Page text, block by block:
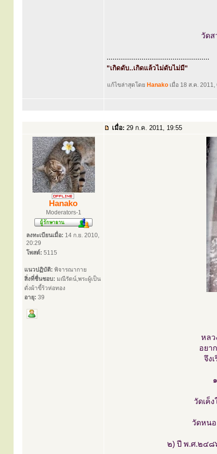
วัด
.....................................................
"เกิดดับ..เกิดแล้วไม่ดับไม่มี"
แก้ไขล่าสุดโดย Hanako เมื่อ 18 ส.ค.
เมื่อ: 29 ก.ค. 2011, 19:55
Hanako
Moderators-1
ลงทะเบียนเมื่อ: 14 ก.ย. 2010,
20:29
โพสต์: 5115
แนวปฏิบัติ: พิจารณากาย
สิ่งที่ชื่นชอบ: มณีรัตน์,พระผู้เป็น
ดั่งผ้าขี้ร้วห่อทอง
อายุ: 39
หลว
อยา
จึง
วัดเค็
วัดหน
๒) ปี พ.ศ.๒๔๘